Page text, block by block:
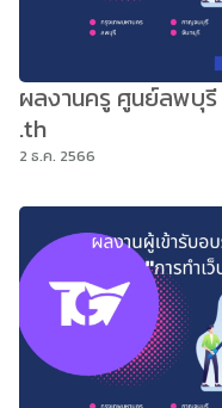
ผลงานครู ศูนย์ลพบุรี
.th
2 ธ.ค. 2566